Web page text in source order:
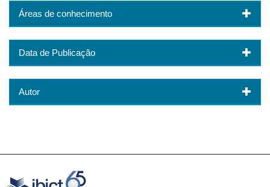
Áreas de conhecimento
Data de Publicação
Autor